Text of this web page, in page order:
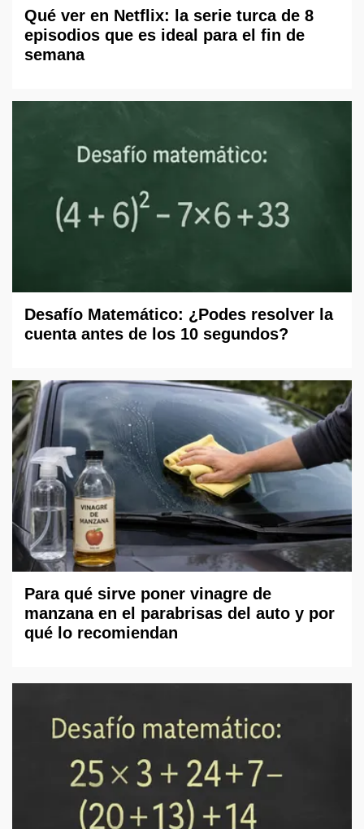
Qué ver en Netflix: la serie turca de 8
episodios que es ideal para el fin de
semana
Desafío Matemático: ¿Podes resolver la
cuenta antes de los 10 segundos?
Para qué sirve poner vinagre de
manzana en el parabrisas del auto y por
qué lo recomiendan